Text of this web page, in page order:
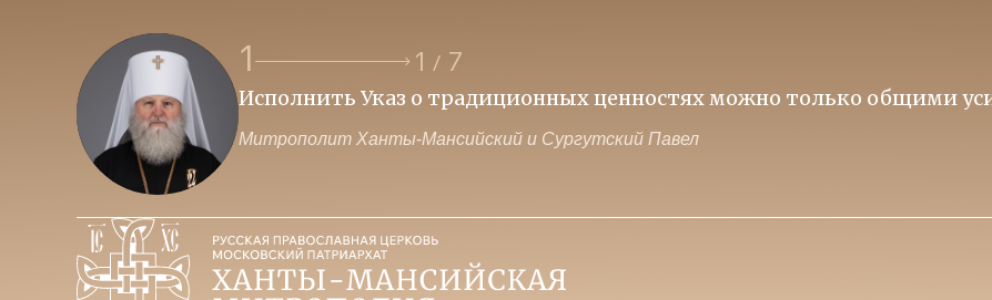
1 1 / 7
Исполнить Указ о традиционных ценностях можно только общими
Митрополит Ханты-Мансийский и Сургутский Павел